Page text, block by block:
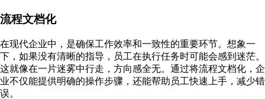
流程文档化
在现代企业中，是确保工作效率和一致性的重要环节。想象一
下，如果没有清晰的指导，员工在执行任务时可能会感到迷茫。
这就像在一片迷雾中行走，方向感全无。通过将流程文档化，企
业不仅能提供明确的操作步骤，还能帮助员工快速上手，减少错
误。